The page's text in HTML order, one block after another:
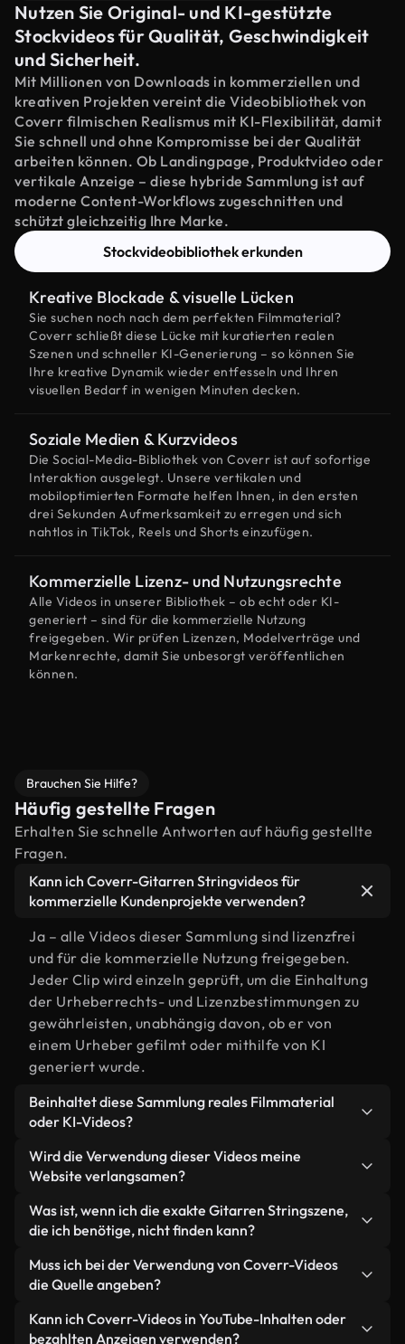
Nutzen Sie Original- und KI-gestützte
Stockvideos für Qualität, Geschwindigkeit
und Sicherheit.
Mit Millionen von Downloads in kommerziellen und
kreativen Projekten vereint die Videobibliothek von
Coverr filmischen Realismus mit KI-Flexibilität, damit
Sie schnell und ohne Kompromisse bei der Qualität
arbeiten können. Ob Landingpage, Produktvideo oder
vertikale Anzeige – diese hybride Sammlung ist auf
moderne Content-Workflows zugeschnitten und
schützt gleichzeitig Ihre Marke.
Stockvideobibliothek erkunden
Kreative Blockade & visuelle Lücken
Sie suchen noch nach dem perfekten Filmmaterial?
Coverr schließt diese Lücke mit kuratierten realen
Szenen und schneller KI-Generierung – so können Sie
Ihre kreative Dynamik wieder entfesseln und Ihren
visuellen Bedarf in wenigen Minuten decken.
Soziale Medien & Kurzvideos
Die Social-Media-Bibliothek von Coverr ist auf sofortige
Interaktion ausgelegt. Unsere vertikalen und
mobiloptimierten Formate helfen Ihnen, in den ersten
drei Sekunden Aufmerksamkeit zu erregen und sich
nahtlos in TikTok, Reels und Shorts einzufügen.
Kommerzielle Lizenz- und Nutzungsrechte
Alle Videos in unserer Bibliothek – ob echt oder KI-
generiert – sind für die kommerzielle Nutzung
freigegeben. Wir prüfen Lizenzen, Modelverträge und
Markenrechte, damit Sie unbesorgt veröffentlichen
können.
Brauchen Sie Hilfe?
Häufig gestellte Fragen
Erhalten Sie schnelle Antworten auf häufig gestellte
Fragen.
Kann ich Coverr-Gitarren Stringvideos für
kommerzielle Kundenprojekte verwenden?
Ja – alle Videos dieser Sammlung sind lizenzfrei
und für die kommerzielle Nutzung freigegeben.
Jeder Clip wird einzeln geprüft, um die Einhaltung
der Urheberrechts- und Lizenzbestimmungen zu
gewährleisten, unabhängig davon, ob er von
einem Urheber gefilmt oder mithilfe von KI
generiert wurde.
Beinhaltet diese Sammlung reales Filmmaterial
oder KI-Videos?
Beides. Es handelt sich um eine Hybridbibliothek
aus realen, von Menschen aufgenommenen
KI-generierten Videos. Jedes Video ist eindeutig
beschriftet, sodass Sie immer wissen, was Sie
verwenden.
Wird die Verwendung dieser Videos meine
Website verlangsamen?
Nicht, wenn Sie unsere optimierten Versionen
wählen. Wir bieten schlanke, webfähige Formate,
wurden – so bleibt die Qualität hoch, während
gleichzeitig die Ladezeiten minimiert und
Kennzahlen wie LCP verbessert werden.
Was ist, wenn ich die exakte Gitarren Stringszene,
die ich benötige, nicht finden kann?
Mit Coverr AI Studio erstellen Sie im
Handumdrehen ein solches Video. Beschreiben Sie
bei Sonnenuntergang" – und das Studio generiert
Muss ich bei der Verwendung von Coverr-Videos
die Quelle angeben?
Eine Namensnennung ist nicht erforderlich. Alle
Videos in unserer Stockbibliothek sind lizenzfrei
Kann ich Coverr-Videos in YouTube-Inhalten oder
bezahlten Anzeigen verwenden?